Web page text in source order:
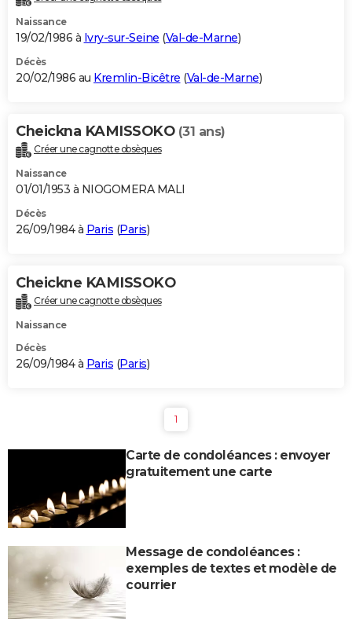
Naissance
19/02/1986 à Ivry-sur-Seine (Val-de-Marne)
Décès
20/02/1986 au Kremlin-Bicêtre (Val-de-Marne)
Cheickna KAMISSOKO (31 ans)
Créer une cagnotte obsèques
Naissance
01/01/1953 à NIOGOMERA MALI
Décès
26/09/1984 à Paris (Paris)
Cheickne KAMISSOKO
Créer une cagnotte obsèques
Naissance
Décès
26/09/1984 à Paris (Paris)
1
Carte de condoléances : envoyer
gratuitement une carte
Message de condoléances :
exemples de textes et modèle de
courrier